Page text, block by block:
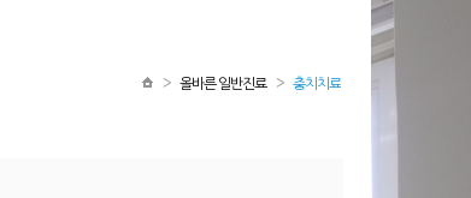
올바른 일반진료 충치치료